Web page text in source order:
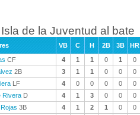
Isla de la Juventud al bate
VB C H 2B 3B HR
CF 4 1 1 0 1 0
2B 3 1 1 0 0 0
LF 4 0 0 0 0 0
Rivera D 4 1 3 0 0 0
3B 4 1 2 1 0 0